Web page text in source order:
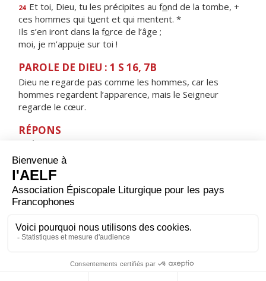
24 Et toi, Dieu, tu les précipites au fond de la tombe, +
ces hommes qui tuent et qui mentent. *
Ils s’en iront dans la force de l’âge ;
moi, je m’appuie sur toi !
PAROLE DE DIEU : 1 S 16, 7B
Dieu ne regarde pas comme les hommes, car les
hommes regardent l’apparence, mais le Seigneur
regarde le cœur.
RÉPONS
conduis-moi sur le chemin d'éternité.
ORAISON
Seigneur Jésus Christ, toi qui étendis les bras sur la
croix pour sauver tous les hommes, donne-nous de te
monde l'œuvre de ton amour. Toi qui règnes pour les